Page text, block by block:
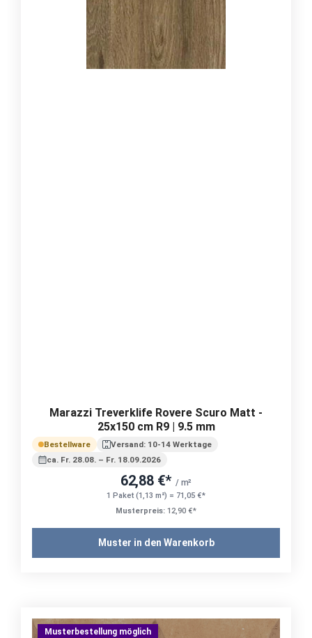
Marazzi Treverklife Rovere Scuro Matt -
25x150 cm R9 | 9.5 mm
Bestellware
Versand: 10-14 Werktage
ca. Fr. 28.08. – Fr. 18.09.2026
62,88 €* / m²
1 Paket (1,13 m²) = 71,05 €*
Musterpreis: 12,90 €*
Muster in den Warenkorb
Musterbestellung möglich